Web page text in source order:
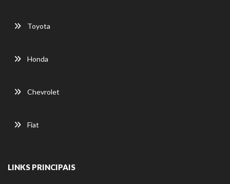
Toyota
Honda
Chevrolet
Fiat
LINKS PRINCIPAIS